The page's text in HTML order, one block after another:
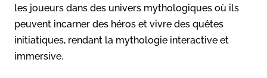
les joueurs dans des univers mythologiques où ils
peuvent incarner des héros et vivre des quêtes
initiatiques, rendant la mythologie interactive et
immersive.